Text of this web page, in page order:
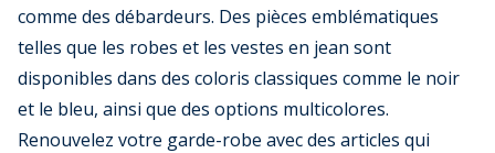
comme des débardeurs. Des pièces emblématiques
telles que les robes et les vestes en jean sont
disponibles dans des coloris classiques comme le noir
et le bleu, ainsi que des options multicolores.
Renouvelez votre garde-robe avec des articles qui